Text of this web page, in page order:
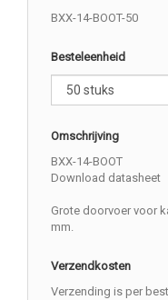
BXX-14-BOOT-50
Besteleenheid
Omschrijving
BXX-14-BOOT
Download datasheet
Grote doorvoer voor
mm.
Verzendkosten
Verzending is per